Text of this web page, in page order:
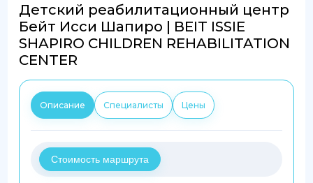
Детский реабилитационный центр
Бейт Исси Шапиро | BEIT ISSIE
SHAPIRO CHILDREN REHABILITATION
CENTER
Описание Специалисты Цены
Стоимость маршрута